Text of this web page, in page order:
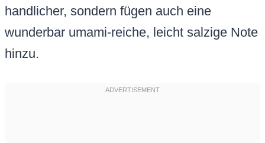
handlicher, sondern fügen auch eine
wunderbar umami-reiche, leicht salzige Note
hinzu.